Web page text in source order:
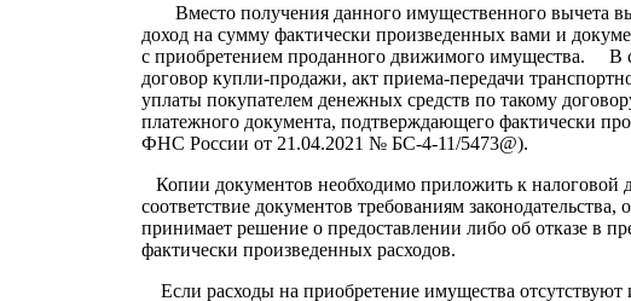
Вместо получения данного имущественного вычета
доход на сумму фактически произведенных вами и
с приобретением проданного движимого имущества. В
договор купли-продажи, акт приема-передачи
уплаты покупателем денежных средств по такому
платежного документа, подтверждающего фактически
ФНС России от 21.04.2021 № БС-4-11/5473@).
Копии документов необходимо приложить к налоговой
соответствие документов требованиям
принимает решение о предоставлении либо об отказе в
фактически произведенных расходов.
Если расходы на приобретение имущества